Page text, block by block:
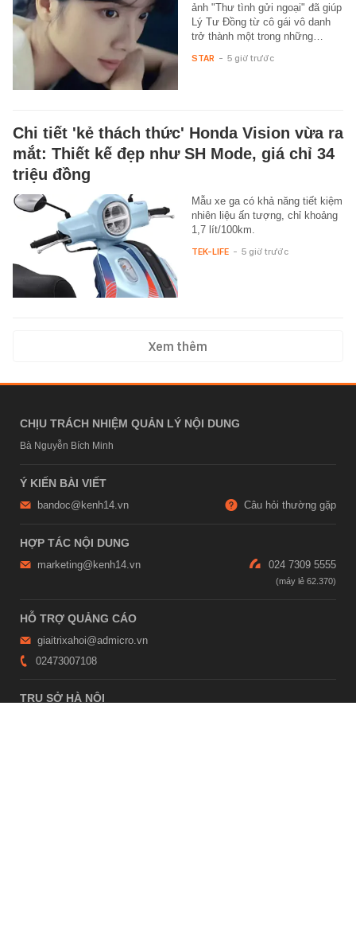
ảnh "Thư tình gửi ngoại" đã giúp
Lý Tư Đồng từ cô gái vô danh
trở thành một trong những…
STAR - 5 giờ trước
Chi tiết 'kẻ thách thức' Honda Vision vừa ra
mắt: Thiết kế đẹp như SH Mode, giá chỉ 34
triệu đồng
Mẫu xe ga có khả năng tiết kiệm
nhiên liệu ấn tượng, chỉ khoảng
1,7 lít/100km.
TEK-LIFE - 5 giờ trước
Xem thêm
CHỊU TRÁCH NHIỆM QUẢN LÝ NỘI DUNG
Bà Nguyễn Bích Minh
Ý KIẾN BÀI VIẾT
bandoc@kenh14.vn Câu hỏi thường gặp
HỢP TÁC NỘI DUNG
marketing@kenh14.vn 024 7309 5555
HỖ TRỢ QUẢNG CÁO
giaitrixahoi@admicro.vn
02473007108
TRỤ SỞ HÀ NỘI